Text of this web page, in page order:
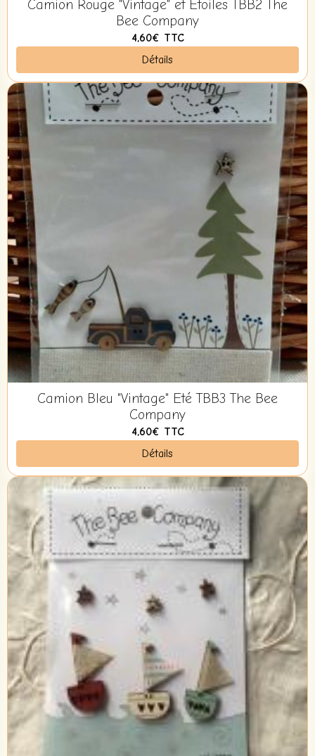
Camion Rouge "Vintage" et Etoiles TBB2 The
Bee Company
4,60€ TTC
Détails
Camion Bleu "Vintage" Eté TBB3 The Bee
Company
4,60€ TTC
Détails